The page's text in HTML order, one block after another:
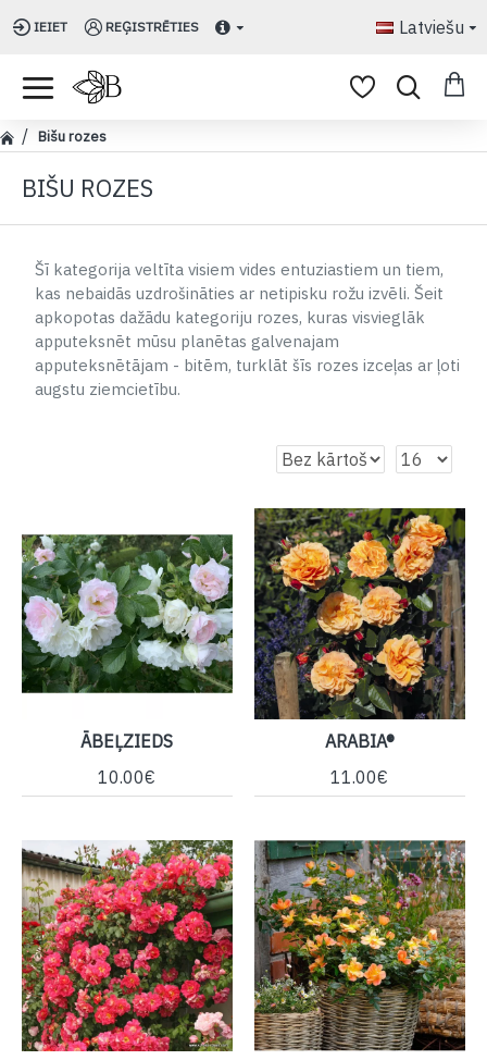
IEIET REĢISTRĒTIES Latviešu
Bišu rozes
BIŠU ROZES
Šī kategorija veltīta visiem vides entuziastiem un tiem,
kas nebaidās uzdrošināties ar netipisku rožu izvēli. Šeit
apkopotas dažādu kategoriju rozes, kuras visvieglāk
apputeksnēt mūsu planētas galvenajam
apputeksnētājam - bitēm, turklāt šīs rozes izceļas ar ļoti
augstu ziemcietību.
ĀBEĻZIEDS
10.00€
ARABIA®
11.00€